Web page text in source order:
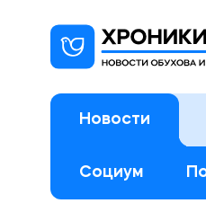
Новости
Социум